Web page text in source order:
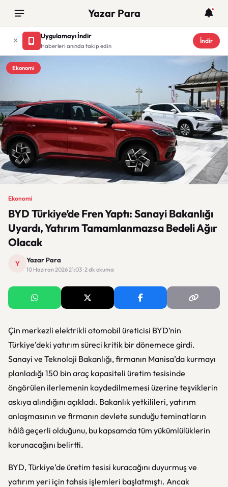
Yazar Para
Uygulamayı İndir
Haberleri anında takip edin
İndir
Ekonomi
Ekonomi
BYD Türkiye’de Fren Yaptı: Sanayi Bakanlığı
Uyardı, Yatırım Tamamlanmazsa Bedeli Ağır
Olacak
Y Yazar Para
10 Haziran 2026 21:03 · 2 dk okuma
Çin merkezli elektrikli otomobil üreticisi BYD’nin
Türkiye’deki yatırım süreci kritik bir dönemece girdi.
Sanayi ve Teknoloji Bakanlığı, firmanın Manisa’da kurmayı
planladığı 150 bin araç kapasiteli üretim tesisinde
öngörülen ilerlemenin kaydedilmemesi üzerine teşviklerin
askıya alındığını açıkladı. Bakanlık yetkilileri, yatırım
anlaşmasının ve firmanın devlete sunduğu teminatların
hâlâ geçerli olduğunu, bu kapsamda tüm yükümlülüklerin
korunacağını belirtti.
BYD, Türkiye’de üretim tesisi kuracağını duyurmuş ve
yatırım yeri için tahsis işlemleri başlatmıştı. Ancak